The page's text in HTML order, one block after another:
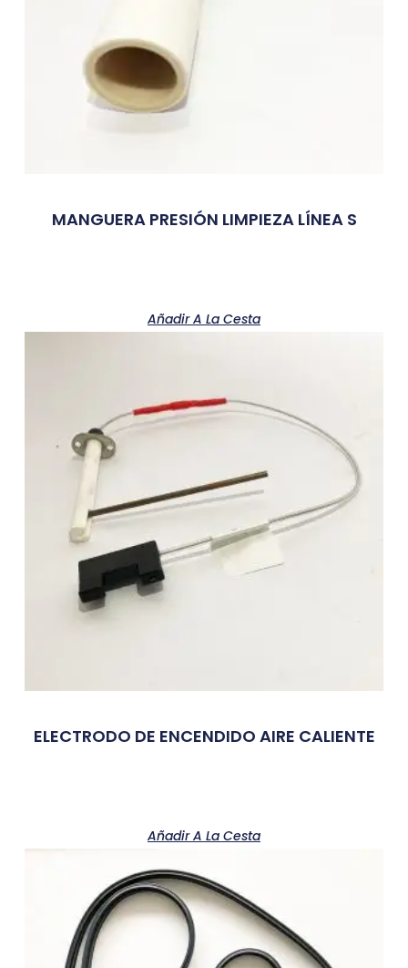
MANGUERA PRESIÓN LIMPIEZA LÍNEA S
Añadir A La Cesta
ELECTRODO DE ENCENDIDO AIRE CALIENTE
Añadir A La Cesta